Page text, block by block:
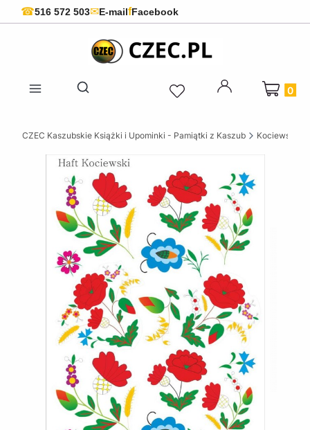
☎516 572 503✉E-mailfFacebook
Otwórz wyszukiwarkę
Produkty
CZEC Kaszubskie Książki i Upominki - Pamiątki z Kaszub Kociewskie